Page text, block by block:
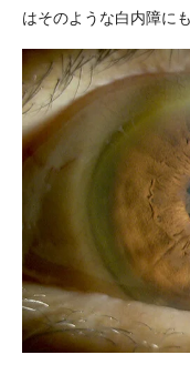
はそのような白内障に